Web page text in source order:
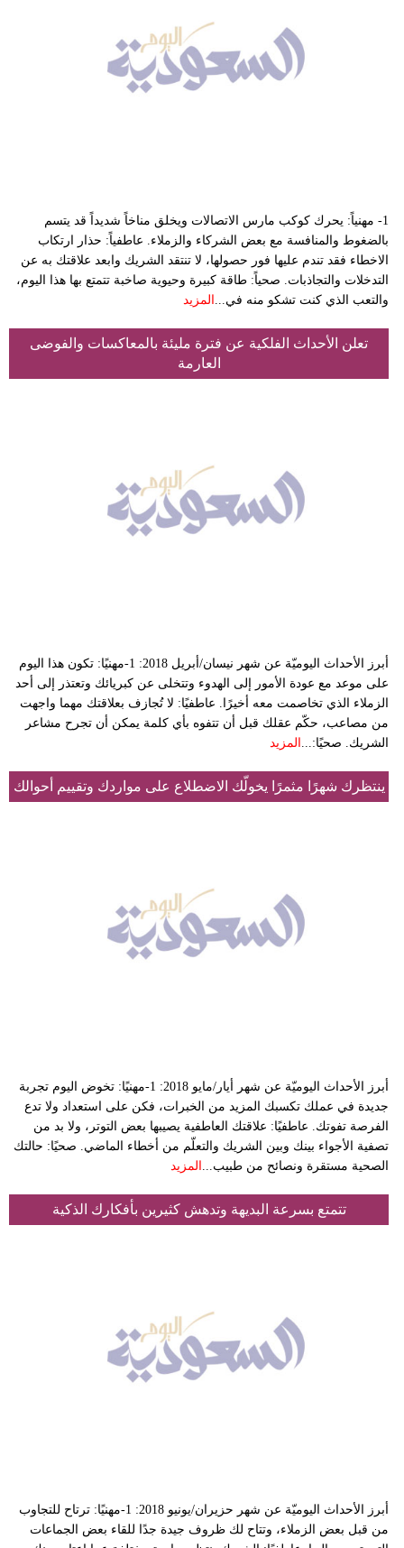
1- مهنياً: يحرك كوكب مارس الاتصالات ويخلق مناخاً شديداً قد يتسم
بالضغوط والمنافسة مع بعض الشركاء والزملاء. عاطفياً: حذار ارتكاب
الاخطاء فقد تندم عليها فور حصولها، لا تنتقد الشريك وابعد علاقتك به عن
التدخلات والتجاذبات. صحياً: طاقة كبيرة وحيوية صاخبة تتمتع بها هذا اليوم،
والتعب الذي كنت تشكو منه في... المزيد
تعلن الأحداث الفلكية عن فترة مليئة بالمعاكسات والفوضى
العارمة
أبرز الأحداث اليوميّة عن شهر نيسان/أبريل 2018: 1-مهنيًا: تكون هذا اليوم
على موعد مع عودة الأمور إلى الهدوء وتتخلى عن كبريائك وتعتذر إلى أحد
الزملاء الذي تخاصمت معه أخيرًا. عاطفيًا: لا تُجازف بعلاقتك مهما واجهت
من مصاعب، حكّم عقلك قبل أن تتفوه بأي كلمة يمكن أن تجرح مشاعر
الشريك. صحيًا:...
المزيد
ينتظرك شهرًا مثمرًا يخولّك الاضطلاع على مواردك وتقييم أحوالك
أبرز الأحداث اليوميّة عن شهر أيار/مايو 2018: 1-مهنيًا: تخوض اليوم تجربة
جديدة في عملك تكسبك المزيد من الخبرات، فكن على استعداد ولا تدع
الفرصة تفوتك. عاطفيًا: علاقتك العاطفية يصيبها بعض التوتر، ولا بد من
تصفية الأجواء بينك وبين الشريك والتعلّم من أخطاء الماضي. صحيًا: حالتك
الصحية مستقرة ونصائح من طبيب...
المزيد
تتمتع بسرعة البديهة وتدهش كثيرين بأفكارك الذكية
أبرز الأحداث اليوميّة عن شهر حزيران/يونيو 2018: 1-مهنيًا: ترتاح للتجاوب
من قبل بعض الزملاء، وتتاح لك ظروف جيدة جدًا للقاء بعض الجماعات